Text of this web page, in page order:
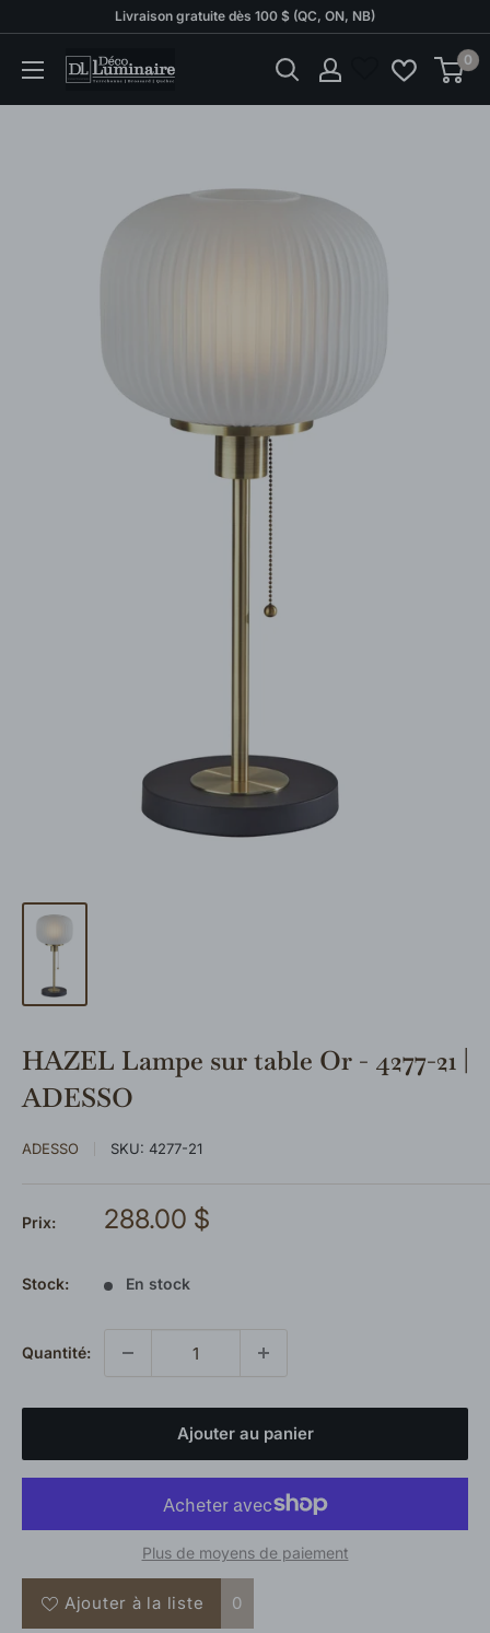
contenu
Livraison gratuite dès 100 $ (QC, ON, NB)
Déco
Luminaire
0
HAZEL Lampe sur table Or - 4277-21 |
ADESSO
ADESSO SKU: 4277-21
Prix:
Prix
288.00 $
Stock: En stock
Quantité:
Ajouter au panier
Plus de moyens de paiement
Ajouter à la liste 0